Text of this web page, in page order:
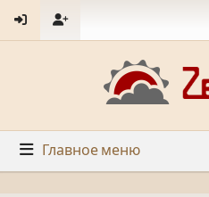
Главное меню